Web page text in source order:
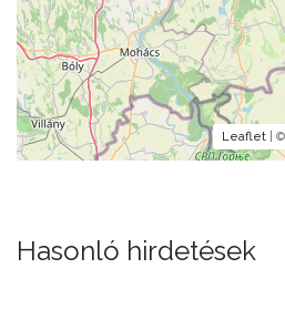
Leaflet | ©
Hasonló hirdetések